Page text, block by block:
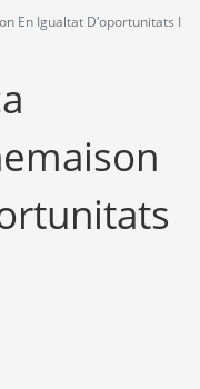
En Igualtat D'oportunitats I